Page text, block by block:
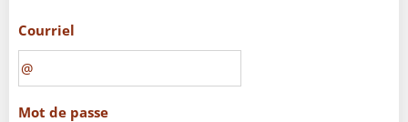
Courriel
Mot de passe